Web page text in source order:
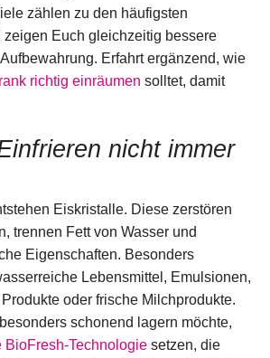
zählen zu den häufigsten
Euch gleichzeitig bessere
Erfahrt ergänzend, wie
richtig einräumen solltet, damit
nicht immer
Eiskristalle. Diese zerstören
trennen Fett von Wasser und
Eigenschaften. Besonders
Lebensmittel, Emulsionen,
oder frische Milchprodukte.
schonend lagern möchte,
BioFresh-Technologie setzen, die